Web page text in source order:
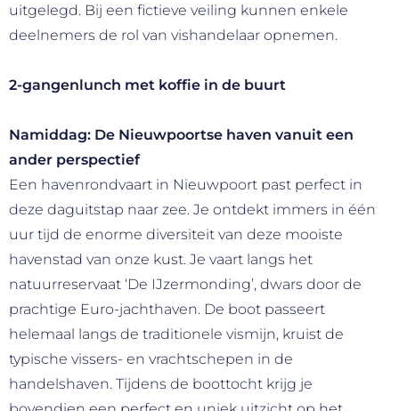
uitgelegd. Bij een fictieve veiling kunnen enkele
deelnemers de rol van vishandelaar opnemen.
2-gangenlunch met koffie in de buurt
Namiddag: De Nieuwpoortse haven vanuit een
ander perspectief
Een havenrondvaart in Nieuwpoort past perfect in
deze daguitstap naar zee. Je ontdekt immers in één
uur tijd de enorme diversiteit van deze mooiste
havenstad van onze kust. Je vaart langs het
natuurreservaat ‘De IJzermonding’, dwars door de
prachtige Euro-jachthaven. De boot passeert
helemaal langs de traditionele vismijn, kruist de
typische vissers- en vrachtschepen in de
handelshaven. Tijdens de boottocht krijg je